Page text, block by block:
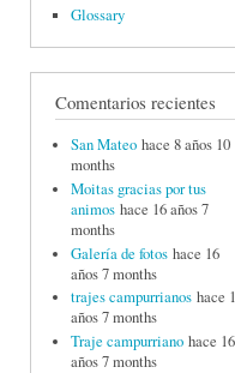
Glossary
Comentarios recientes
San Mateo hace 8 años 10
months
Moitas gracias por tus
animos hace 16 años 7
months
Galería de fotos hace 16
años 7 months
trajes campurrianos hace
años 7 months
Traje campurriano hace 16
años 7 months